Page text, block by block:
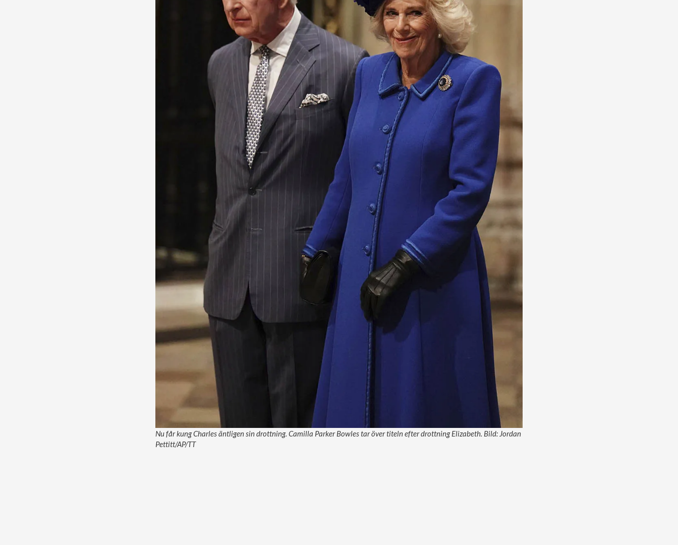
Nu får kung Charles äntligen sin drottning. Camilla Parker Bowles tar över titeln efter drottning Elizabeth. Bild: Jordan
Pettitt/AP/TT